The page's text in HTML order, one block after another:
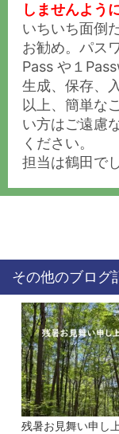
しませんよう
いちいち面倒
お勧め。パス
Pass や１
生成、保存、
以上、簡単な
い方はご遠慮
ください。
担当は鶴田でし
その他のブログ
残暑お見舞い申し